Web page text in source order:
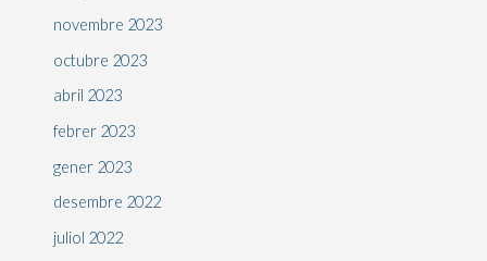
novembre 2023
octubre 2023
abril 2023
febrer 2023
gener 2023
desembre 2022
juliol 2022